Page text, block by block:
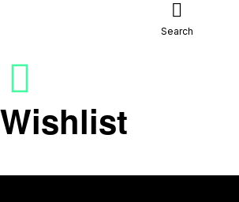
Search
Wishlist